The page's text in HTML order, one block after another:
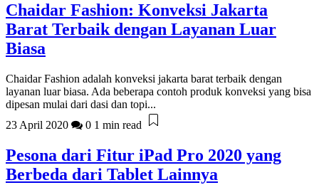
Chaidar Fashion: Konveksi Jakarta
Barat Terbaik dengan Layanan Luar
Biasa
Chaidar Fashion adalah konveksi jakarta barat terbaik dengan
layanan luar biasa. Ada beberapa contoh produk konveksi yang bisa
dipesan mulai dari dasi dan topi...
23 April 2020
0 1 min read
Pesona dari Fitur iPad Pro 2020 yang
Berbeda dari Tablet Lainnya